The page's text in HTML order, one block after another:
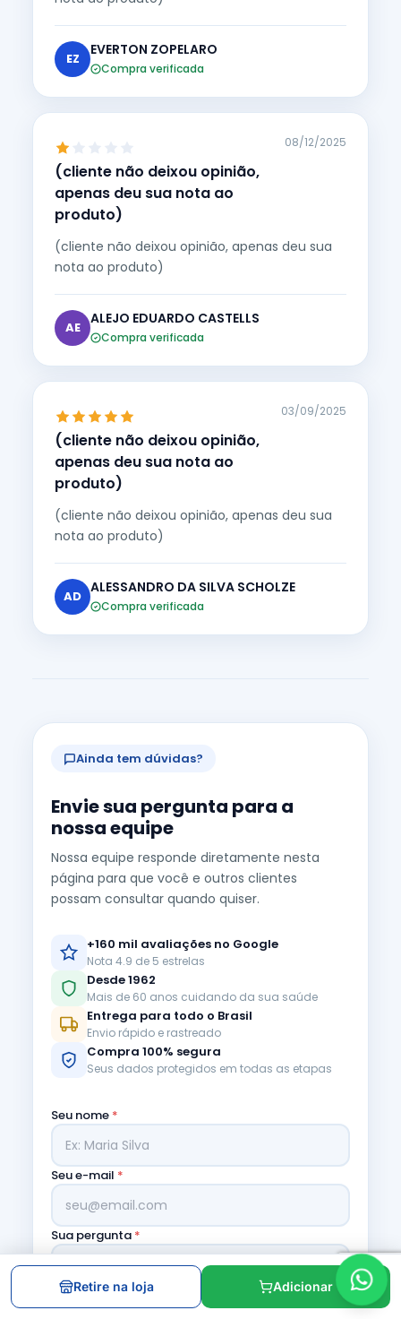
EZ
EVERTON ZOPELARO
Compra verificada
(cliente não deixou opinião,
apenas deu sua nota ao
produto)
08/12/2025
(cliente não deixou opinião, apenas deu sua
nota ao produto)
AE
ALEJO EDUARDO CASTELLS
Compra verificada
(cliente não deixou opinião,
apenas deu sua nota ao
produto)
03/09/2025
(cliente não deixou opinião, apenas deu sua
nota ao produto)
AD
ALESSANDRO DA SILVA SCHOLZE
Compra verificada
Ainda tem dúvidas?
Envie sua pergunta para a
nossa equipe
Nossa equipe responde diretamente nesta
página para que você e outros clientes
possam consultar quando quiser.
+160 mil avaliações no Google
Nota 4.9 de 5 estrelas
Desde 1962
Mais de 60 anos cuidando da sua saúde
Entrega para todo o Brasil
Envio rápido e rastreado
Compra 100% segura
Seus dados protegidos em todas as etapas
Seu nome *
Seu e-mail *
Sua pergunta *
Retire na loja Adicionar